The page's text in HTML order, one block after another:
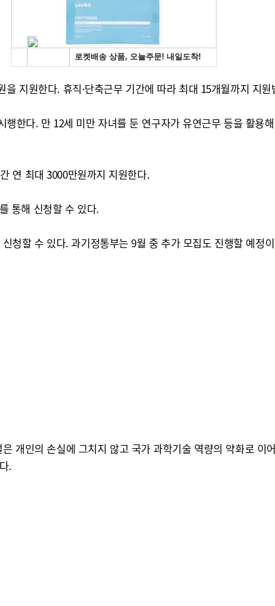
지원한다. 휴직·단축근무 기간에 따라 최대 15개월까지 지
한다. 만 12세 미만 자녀를 둔 연구자가 유연근무 등을 활용
연 최대 3000만원까지 지원한다.
통해 신청할 수 있다.
청할 수 있다. 과기정통부는 9월 중 추가 모집도 진행할 예정
개인의 손실에 그치지 않고 국가 과학기술 역량의 약화로 이
.